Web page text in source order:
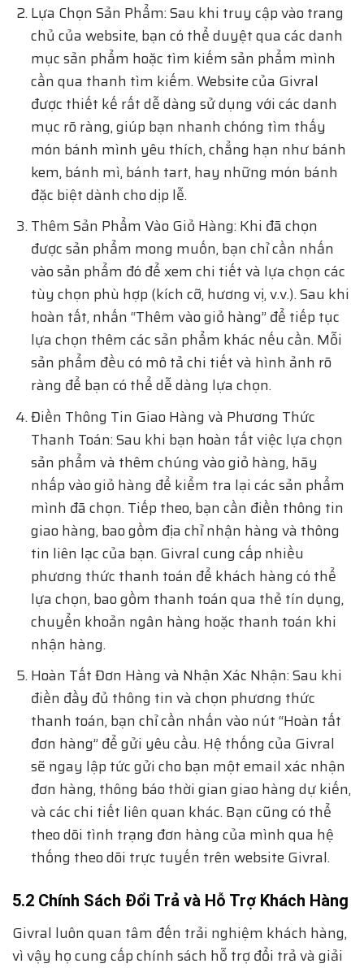
Lựa Chọn Sản Phẩm: Sau khi truy cập vào trang
chủ của website, bạn có thể duyệt qua các danh
mục sản phẩm hoặc tìm kiếm sản phẩm mình
cần qua thanh tìm kiếm. Website của Givral
được thiết kế rất dễ dàng sử dụng với các danh
mục rõ ràng, giúp bạn nhanh chóng tìm thấy
món bánh mình yêu thích, chẳng hạn như bánh
kem, bánh mì, bánh tart, hay những món bánh
đặc biệt dành cho dịp lễ.
Thêm Sản Phẩm Vào Giỏ Hàng: Khi đã chọn
được sản phẩm mong muốn, bạn chỉ cần nhấn
vào sản phẩm đó để xem chi tiết và lựa chọn các
tùy chọn phù hợp (kích cỡ, hương vị, v.v.). Sau khi
hoàn tất, nhấn “Thêm vào giỏ hàng” để tiếp tục
lựa chọn thêm các sản phẩm khác nếu cần. Mỗi
sản phẩm đều có mô tả chi tiết và hình ảnh rõ
ràng để bạn có thể dễ dàng lựa chọn.
Điền Thông Tin Giao Hàng và Phương Thức
Thanh Toán: Sau khi bạn hoàn tất việc lựa chọn
sản phẩm và thêm chúng vào giỏ hàng, hãy
nhấp vào giỏ hàng để kiểm tra lại các sản phẩm
mình đã chọn. Tiếp theo, bạn cần điền thông tin
giao hàng, bao gồm địa chỉ nhận hàng và thông
tin liên lạc của bạn. Givral cung cấp nhiều
phương thức thanh toán để khách hàng có thể
lựa chọn, bao gồm thanh toán qua thẻ tín dụng,
chuyển khoản ngân hàng hoặc thanh toán khi
nhận hàng.
Hoàn Tất Đơn Hàng và Nhận Xác Nhận: Sau khi
điền đầy đủ thông tin và chọn phương thức
thanh toán, bạn chỉ cần nhấn vào nút “Hoàn tất
đơn hàng” để gửi yêu cầu. Hệ thống của Givral
sẽ ngay lập tức gửi cho bạn một email xác nhận
đơn hàng, thông báo thời gian giao hàng dự kiến,
và các chi tiết liên quan khác. Bạn cũng có thể
theo dõi tình trạng đơn hàng của mình qua hệ
thống theo dõi trực tuyến trên website Givral.
5.2 Chính Sách Đổi Trả và Hỗ Trợ Khách Hàng
Givral luôn quan tâm đến trải nghiệm khách hàng,
vì vậy họ cung cấp chính sách hỗ trợ đổi trả và giải